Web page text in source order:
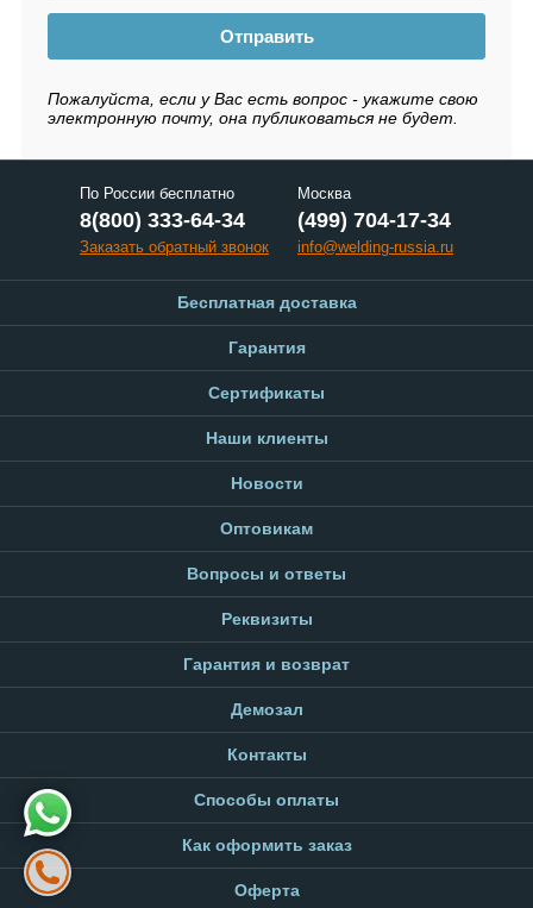
Отправить
Пожалуйста, если у Вас есть вопрос - укажите свою
электронную почту, она публиковаться не будет.
По России бесплатно
8(800) 333-64-34
Заказать обратный звонок
Москва
(499) 704-17-34
info@welding-russia.ru
Бесплатная доставка
Гарантия
Сертификаты
Наши клиенты
Новости
Оптовикам
Вопросы и ответы
Реквизиты
Гарантия и возврат
Демозал
Контакты
Способы оплаты
Как оформить заказ
Оферта